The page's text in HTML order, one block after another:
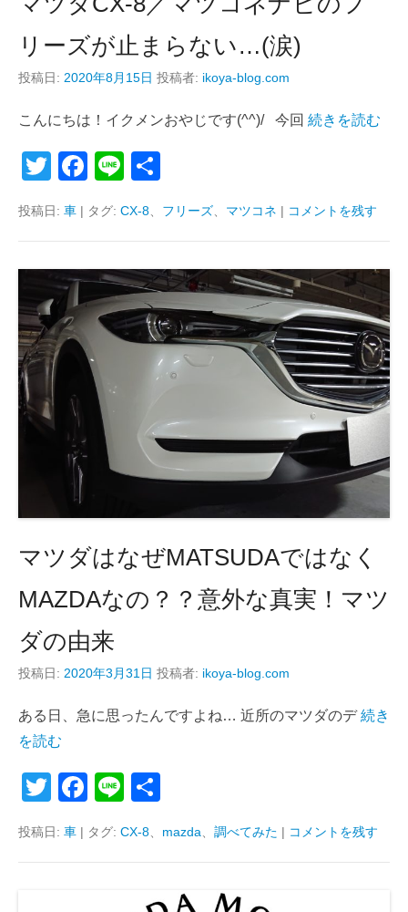
リーズが止まらない…(涙)
投稿日: 2020年8月15日 投稿者: ikoya-blog.com
こんにちは！イクメンおやじです(^^)/ 今回 続きを読む
T
tt
F
c
b
o
k
Li
e
投稿日: 車 | タグ: CX-8 フリーズ マツコネ | コメントを残す
マツダはなぜMATSUDAではなく
MAZDAなの？？意外な真実！マツ
ダの由来
投稿日: 2020年3月31日 投稿者: ikoya-blog.com
ある日、急に思ったんですよね… 近所のマツダのデ続き
を読む
T
tt
F
c
Li
e
投稿日: 車 | タグ: CX-8 mazda 調べてみた | コメントを残す